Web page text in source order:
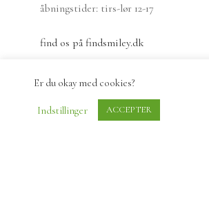
åbningstider: tirs-lør 12-17
find os på findsmiley.dk
instagram
Info om fragt
Er du okay med cookies?
Indstillinger ACCEPTER